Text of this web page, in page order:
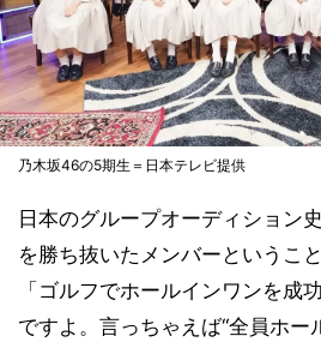
乃木坂46の5期生＝日本テレビ提供
日本のグループオーディション
を勝ち抜いたメンバーというこ
「ゴルフでホールインワンを成
ですよ。言っちゃえば“全員ホー